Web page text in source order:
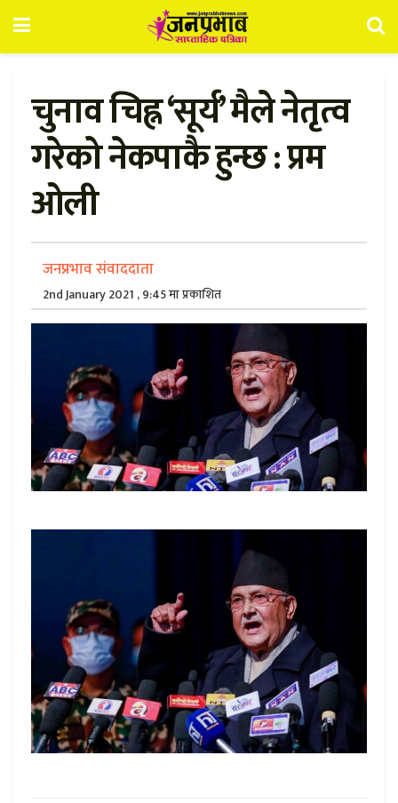
चुनाव चिह्न ‘सूर्य’ मैले नेतृत्व
गरेको नेकपाकै हुन्छ : प्रम
ओली
जनप्रभाव संवाददाता
2nd January 2021 , 9:45 मा प्रकाशित